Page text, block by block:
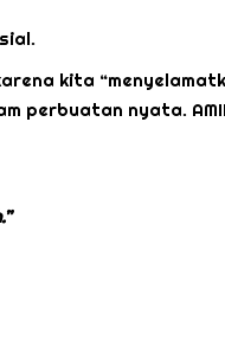
kita
perbuatan nyata.